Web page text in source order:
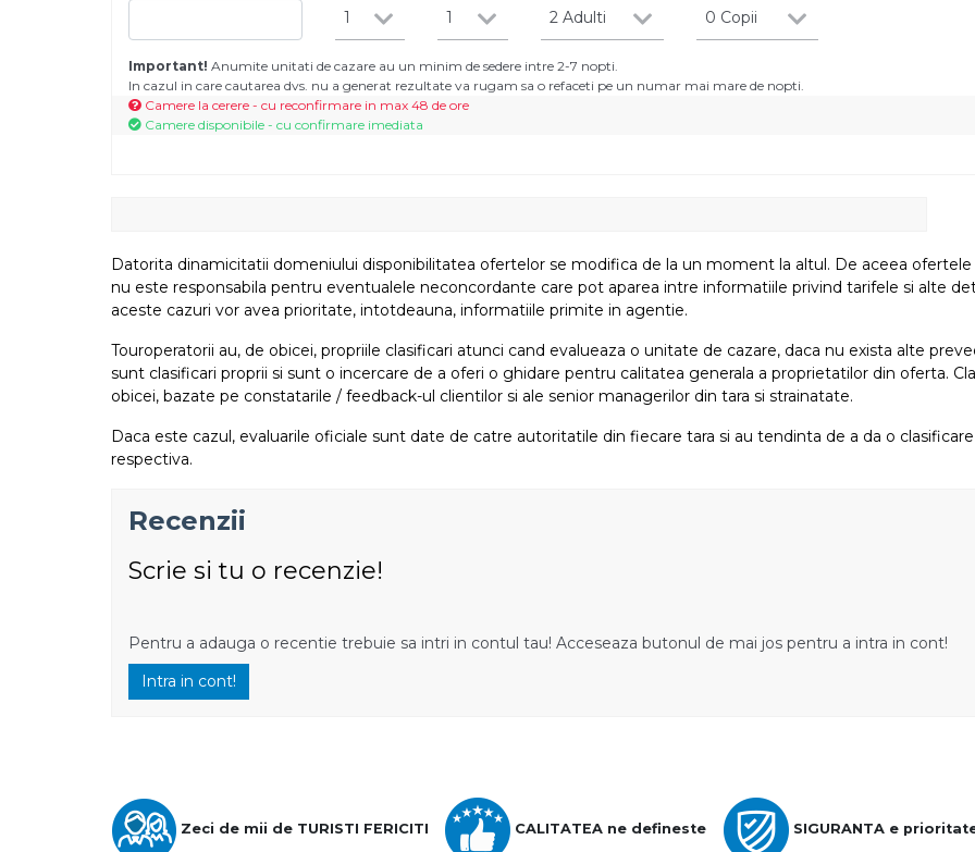
1
1
2 Adulti
0 Copii
Important! Anumite unitati de cazare au un minim de sedere intre 2-7 nopti.
In cazul in care cautarea dvs. nu a generat rezultate va rugam sa o refaceti pe un numar mai mare de nopti.
Camere la cerere - cu reconfirmare in max 48 de ore
Camere disponibile - cu confirmare imediata
Datorita dinamicitatii domeniului disponibilitatea ofertelor se modifica de la un moment la altul. De aceea
nu este responsabila pentru eventualele neconcordante care pot aparea intre informatiile privind tarifele si alte
aceste cazuri vor avea prioritate, intotdeauna, informatiile primite in agentie.
Touroperatorii au, de obicei, propriile clasificari atunci cand evalueaza o unitate de cazare, daca nu exista alte
sunt clasificari proprii si sunt o incercare de a oferi o ghidare pentru calitatea generala a proprietatilor din oferta.
obicei, bazate pe constatarile / feedback-ul clientilor si ale senior managerilor din tara si strainatate.
Daca este cazul, evaluarile oficiale sunt date de catre autoritatile din fiecare tara si au tendinta de a da o
respectiva.
Recenzii
Scrie si tu o recenzie!
Pentru a adauga o recentie trebuie sa intri in contul tau! Acceseaza butonul de mai jos pentru a intra in cont!
Intra in cont!
Zeci de mii de TURISTI FERICITI CALITATEA ne defineste SIGURANTA e